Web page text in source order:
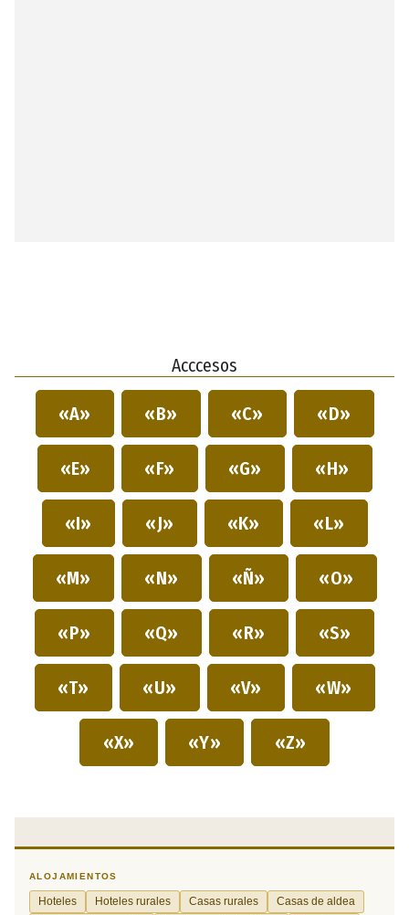
Acccesos
«A» «B» «C» «D»
«E» «F» «G» «H»
«I» «J» «K» «L»
«M» «N» «Ñ» «O»
«P» «Q» «R» «S»
«T» «U» «V» «W»
«X» «Y» «Z»